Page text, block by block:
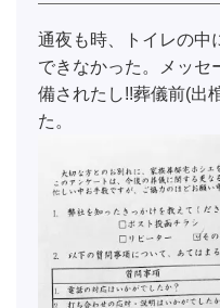
通夜も時、トイレの中
できなかった。メッセ
備されたし!!葬儀前(出
た。